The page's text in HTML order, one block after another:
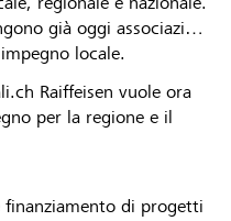
già oggi associazioni
locale.
Raiffeisen vuole ora
per la regione e il
di progetti